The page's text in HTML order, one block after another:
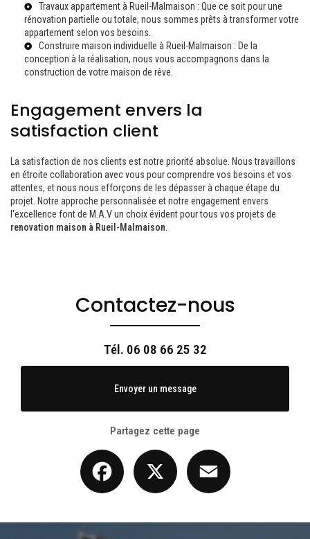
Travaux appartement à Rueil-Malmaison : Que ce soit pour une
rénovation partielle ou totale, nous sommes prêts à transformer votre
appartement selon vos besoins.
Construire maison individuelle à Rueil-Malmaison : De la
conception à la réalisation, nous vous accompagnons dans la
construction de votre maison de rêve.
Engagement envers la
satisfaction client
La satisfaction de nos clients est notre priorité absolue. Nous travaillons
en étroite collaboration avec vous pour comprendre vos besoins et vos
attentes, et nous nous efforçons de les dépasser à chaque étape du
projet. Notre approche personnalisée et notre engagement envers
l'excellence font de M.A.V un choix évident pour tous vos projets de
renovation maison à Rueil-Malmaison
Contactez-nous
Tél. 06 08 66 25 32
Envoyer un message
Partagez cette page
Facebook